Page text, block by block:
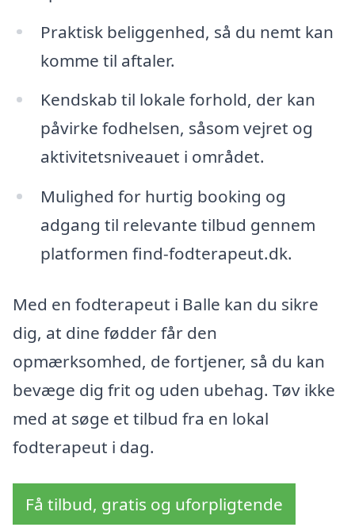
Praktisk beliggenhed, så du nemt kan
komme til aftaler.
Kendskab til lokale forhold, der kan
påvirke fodhelsen, såsom vejret og
aktivitetsniveauet i området.
Mulighed for hurtig booking og
adgang til relevante tilbud gennem
platformen find-fodterapeut.dk.
Med en fodterapeut i Balle kan du sikre
dig, at dine fødder får den
opmærksomhed, de fortjener, så du kan
bevæge dig frit og uden ubehag. Tøv ikke
med at søge et tilbud fra en lokal
fodterapeut i dag.
Få tilbud, gratis og uforpligtende